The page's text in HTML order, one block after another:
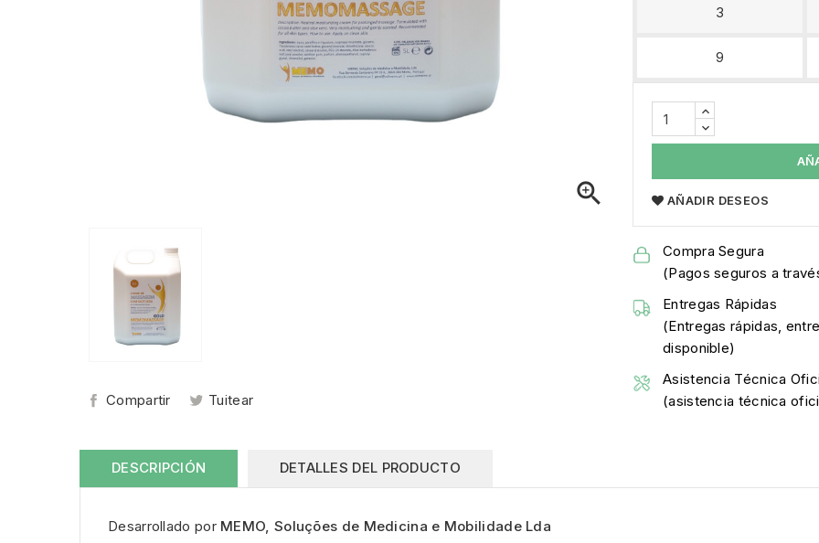

Compartir Tuitear
3
9
AÑADIR DESEOS
Compra Segura
(Pagos seguros a
Entregas Rápidas
(Entregas rápidas,
disponible)
Asistencia Técnica
(asistencia técnica
DESCRIPCIÓN DETALLES DEL PRODUCTO
Desarrollado porMEMO, Soluções de Medicina e Mobilidade Lda